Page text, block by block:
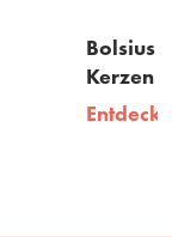
- rustik